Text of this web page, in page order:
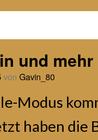
und
von Gavin_80
Modus
haben die